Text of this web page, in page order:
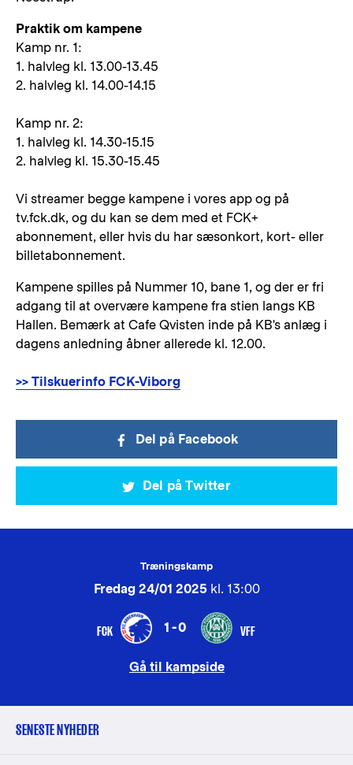
Praktik om kampene
Kamp nr. 1:
1. halvleg kl. 13.00-13.45
2. halvleg kl. 14.00-14.15
Kamp nr. 2:
1. halvleg kl. 14.30-15.15
2. halvleg kl. 15.30-15.45
Vi streamer begge kampene i vores app og på
tv.fck.dk, og du kan se dem med et FCK+
abonnement, eller hvis du har sæsonkort, kort- eller
billetabonnement.
Kampene spilles på Nummer 10, bane 1, og der er fri
adgang til at overvære kampene fra stien langs KB
Hallen. Bemærk at Cafe Qvisten inde på KB's anlæg i
dagens anledning åbner allerede kl. 12.00.
>> Tilskuerinfo FCK-Viborg
Del på Facebook
Del på Twitter
Træningskamp
Fredag 24/01 2025kl. 13:00
FCK 1-0 VFF
Gå til kampside
SENESTE NYHEDER